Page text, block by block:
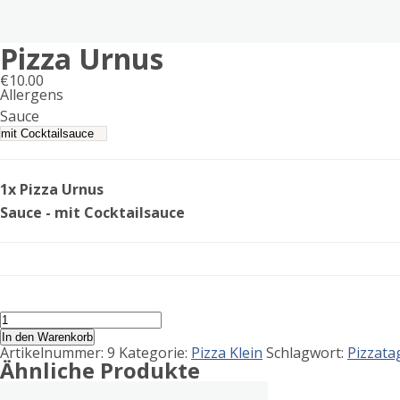
Pizza Urnus
€10.00
Allergens
Sauce
1x Pizza Urnus
Sauce - mit Cocktailsauce
Pizza
Urnus
Menge
In den Warenkorb
Artikelnummer: 9 Kategorie: Pizza Klein Schlagwort:
Ähnliche Produkte